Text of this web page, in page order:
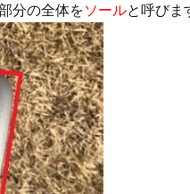
分の全体をソールと呼びま